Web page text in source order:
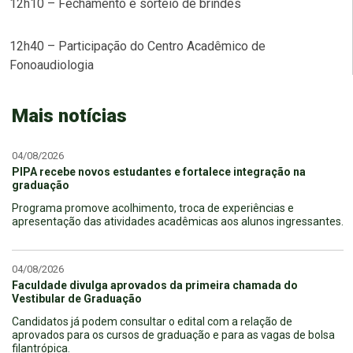
12h10 – Fechamento e sorteio de brindes
12h40 – Participação do Centro Acadêmico de
Fonoaudiologia
Mais notícias
04/08/2026
PIPA recebe novos estudantes e fortalece integração na
graduação
Programa promove acolhimento, troca de experiências e
apresentação das atividades acadêmicas aos alunos ingressantes.
04/08/2026
Faculdade divulga aprovados da primeira chamada do
Vestibular de Graduação
Candidatos já podem consultar o edital com a relação de
aprovados para os cursos de graduação e para as vagas de bolsa
filantrópica.